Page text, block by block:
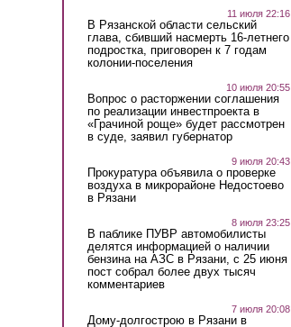
11 июля 22:16
В Рязанской области сельский
глава, сбивший насмерть 16-летнего
подростка, приговорен к 7 годам
колонии-поселения
10 июля 20:55
Вопрос о расторжении соглашения
по реализации инвестпроекта в
«Грачиной роще» будет рассмотрен
в суде, заявил губернатор
9 июля 20:43
Прокуратура объявила о проверке
воздуха в микрорайоне Недостоево
в Рязани
8 июля 23:25
В паблике ПУВР автомобилисты
делятся информацией о наличии
бензина на АЗС в Рязани, с 25 июня
пост собрал более двух тысяч
комментариев
7 июля 20:08
Дому-долгострою в Рязани в